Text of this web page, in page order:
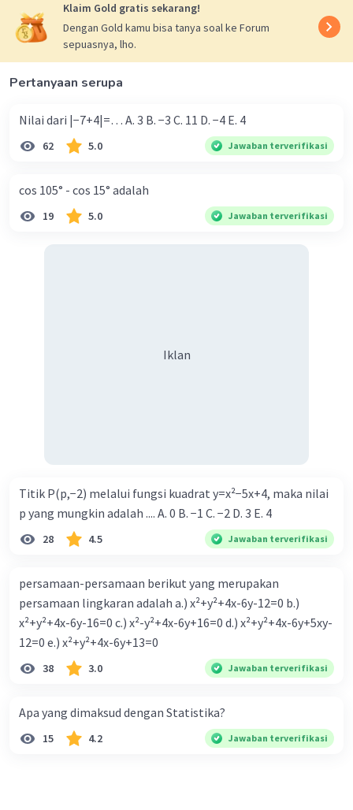
Klaim Gold gratis sekarang!
Dengan Gold kamu bisa tanya soal ke Forum
sepuasnya, lho.
Pertanyaan serupa
Nilai dari |−7+4|=… A. 3 B. −3 C. 11 D. −4 E. 4
62 5.0 Jawaban terverifikasi
cos 105° - cos 15° adalah
19 5.0 Jawaban terverifikasi
Iklan
Titik P(p,−2) melalui fungsi kuadrat y=x²−5x+4, maka nilai
p yang mungkin adalah .... A. 0 B. −1 C. −2 D. 3 E. 4
28 4.5 Jawaban terverifikasi
persamaan-persamaan berikut yang merupakan
persamaan lingkaran adalah a.) x²+y²+4x-6y-12=0 b.)
x²+y²+4x-6y-16=0 c.) x²-y²+4x-6y+16=0 d.) x²+y²+4x-6y+5xy-
12=0 e.) x²+y²+4x-6y+13=0
38 3.0 Jawaban terverifikasi
Apa yang dimaksud dengan Statistika?
15 4.2 Jawaban terverifikasi